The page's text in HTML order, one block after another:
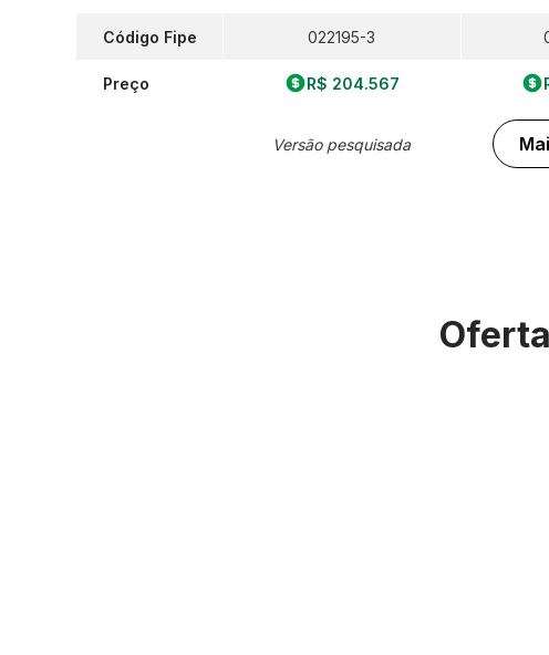
Código Fipe
Preço
022195-3
R$ 204.567
Versão pesquisada